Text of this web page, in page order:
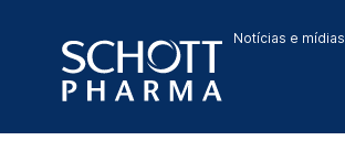
Notícias e mídias